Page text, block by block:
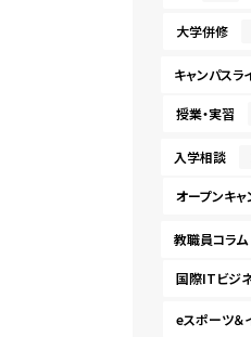
大学併修
キャンパスラ
授業・実習
入学相談
オープンキャ
教職員コラム
国際ITビジ
eスポーツ＆